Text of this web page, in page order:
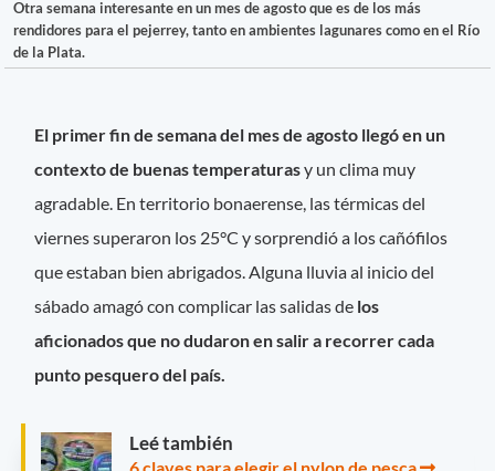
Otra semana interesante en un mes de agosto que es de los más
rendidores para el pejerrey, tanto en ambientes lagunares como en el Río
de la Plata.
El primer fin de semana del mes de agosto llegó en un
contexto de buenas temperaturasy un clima muy
agradable. En territorio bonaerense, las térmicas del
viernes superaron los 25°C y sorprendió a los cañófilos
que estaban bien abrigados. Alguna lluvia al inicio del
sábado amagó con complicar las salidas de los
aficionados que no dudaron en salir a recorrer cada
punto pesquero del país.
Leé también